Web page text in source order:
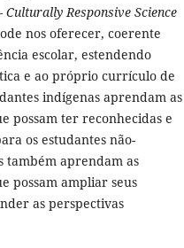
Culturally Responsive Science
nos oferecer, coerente
escolar, estendendo
e ao próprio currículo de
indígenas aprendam as
possam ter reconhecidas e
os estudantes não-
também aprendam as
possam ampliar seus
as perspectivas